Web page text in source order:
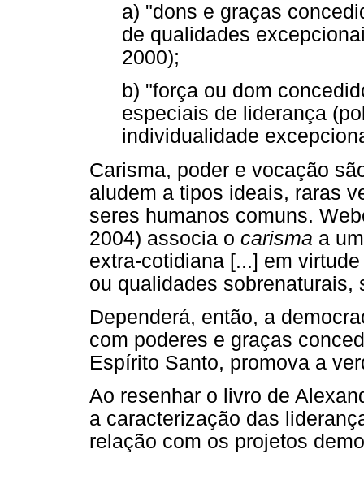
a) "dons e graças
de qualidades
2000);
b) "força ou dom
especiais de liderança
individualidade
Carisma, poder e vocação
aludem a tipos ideais, raras
seres humanos comuns.
2004) associa o carisma a
extra-cotidiana [...] em
ou qualidades sobrenaturais,
Dependerá, então, a
com poderes e graças
Espírito Santo, promova a
Ao resenhar o livro de
a caracterização das
relação com os projetos